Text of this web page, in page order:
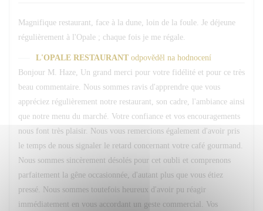
Magnifique restaurant, face à la dune, loin de la foule. Je déjeune
régulièrement à l'Opale ; chaque fois je me régale.
L'OPALE RESTAURANT odpověděl na hodnocení
Bonjour M. Haze, Un grand merci pour votre fidélité et pour ce très
beau commentaire. Nous sommes ravis d'apprendre que vous
appréciez régulièrement notre restaurant, son cadre, l'ambiance ainsi
que notre menu du marché. Votre confiance et vos encouragements
nous font très plaisir. Nous vous remercions également d'avoir pris
le temps de nous signaler le retard concernant votre café gourmand.
Nous sommes sincèrement désolés pour cet oubli et comprenons
parfaitement la gêne occasionnée, d'autant plus que vous étiez
pressé. Nous sommes toutefois heureux d'avoir pu réagir
immédiatement en vous accordant un geste commercial. Vos